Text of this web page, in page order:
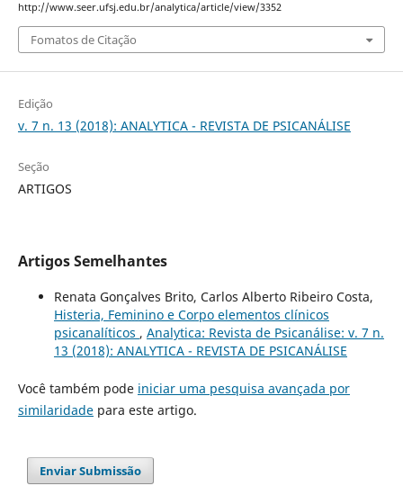
http://www.seer.ufsj.edu.br/analytica/article/view/3352
Fomatos de Citação
Edição
v. 7 n. 13 (2018): ANALYTICA - REVISTA DE PSICANÁLISE
Seção
ARTIGOS
Artigos Semelhantes
Renata Gonçalves Brito, Carlos Alberto Ribeiro Costa,
Histeria, Feminino e Corpo elementos clínicos
psicanalíticos , Analytica: Revista de Psicanálise: v. 7 n.
13 (2018): ANALYTICA - REVISTA DE PSICANÁLISE
Você também pode iniciar uma pesquisa avançada por
similaridadepara este artigo.
Enviar Submissão